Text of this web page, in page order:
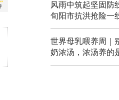
风雨中筑起坚固防
旬阳市抗洪抢险一
世界母乳喂养周｜
奶浓汤，浓汤养的